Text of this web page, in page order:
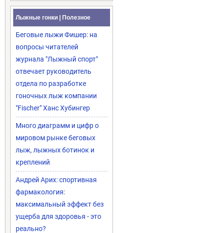
Лыжные гонки | Полезное
Беговые лыжи Фишер: на
вопросы читателей
журнала "Лыжный спорт"
отвечает руководитель
отдела по разработке
гоночных лыж компании
"Fischer" Ханс Хубингер
Много диаграмм и цифр о
мировом рынке беговых
лыж, лыжных ботинок и
креплений
Андрей Арих: спортивная
фармакология:
максимальный эффект без
ущерба для здоровья - это
реально?